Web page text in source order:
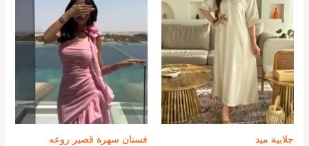
جلابية ميد فستان سهرة قصير روعه